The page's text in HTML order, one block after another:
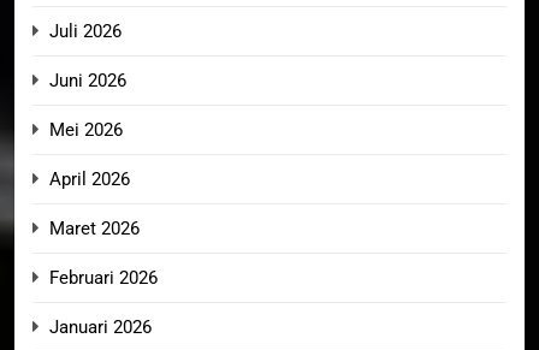
Juli 2026
Juni 2026
Mei 2026
April 2026
Maret 2026
Februari 2026
Januari 2026